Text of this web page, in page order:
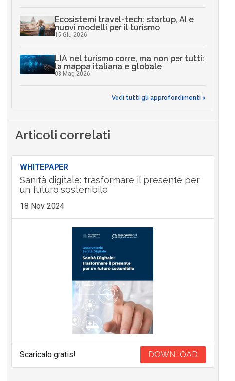
Ecosistemi travel-tech: startup, AI e
nuovi modelli per il turismo
15 Giu 2026
L’IA nel turismo corre, ma non per tutti:
la mappa italiana e globale
08 Mag 2026
Vedi tutti gli approfondimenti >
Articoli correlati
WHITEPAPER
Sanità digitale: trasformare il presente per
un futuro sostenibile
18 Nov 2024
Scaricalo gratis! DOWNLOAD